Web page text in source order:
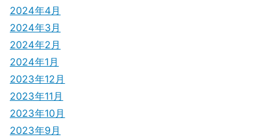
2024年4月
2024年3月
2024年2月
2024年1月
2023年12月
2023年11月
2023年10月
2023年9月